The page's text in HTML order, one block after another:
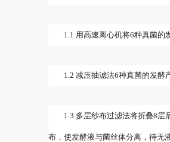
1.1 用高速离心机将6种真菌
1.2 减压抽滤法6种真菌的发
1.3 多层纱布过滤法将折叠8
布，使发酵液与菌丝体分离，待无